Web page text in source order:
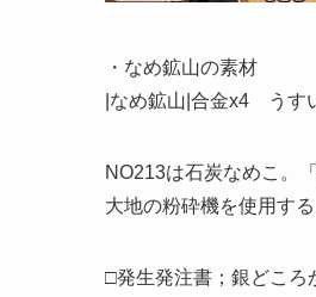
・なめ鉱山の素材
|なめ鉱山|合金x4 う
NO213は石炭なめこ。
大地の粉砕機を使用する
□発生発注書；銀どころ